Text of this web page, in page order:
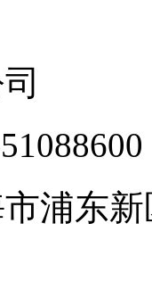
市浦东新